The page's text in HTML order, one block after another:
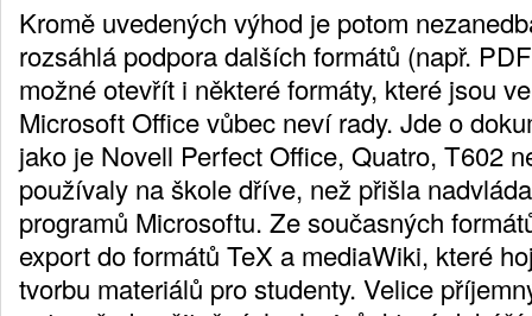
Kromě uvedených výhod je potom
rozsáhlá podpora dalších formátů (např.
možné otevřít i některé formáty, které jsou
Microsoft Office vůbec neví rady. Jde o
jako je Novell Perfect Office, Quatro, T602
používaly na škole dříve, než přišla
programů Microsoftu. Ze současných
export do formátů TeX a mediaWiki, které
tvorbu materiálů pro studenty. Velice